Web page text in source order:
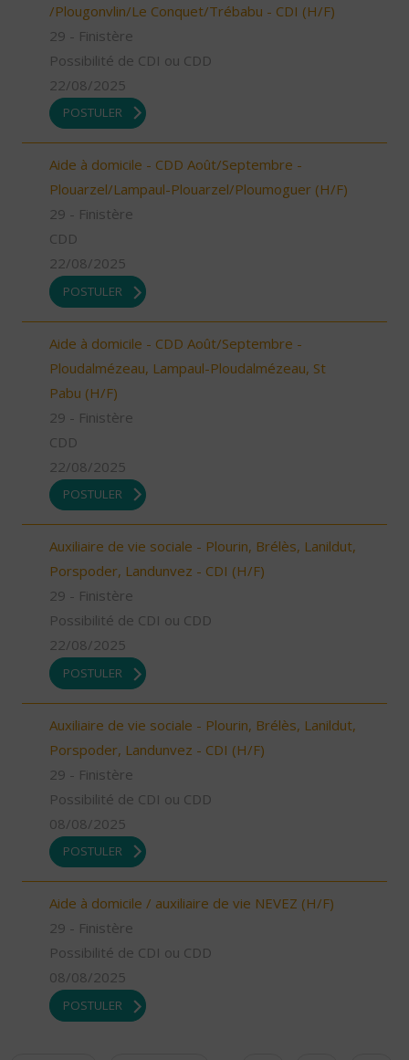
/Plougonvlin/Le Conquet/Trébabu - CDI (H/F)
29 - Finistère
Possibilité de CDI ou CDD
22/08/2025
POSTULER
Aide à domicile - CDD Août/Septembre -
Plouarzel/Lampaul-Plouarzel/Ploumoguer (H/F)
29 - Finistère
CDD
22/08/2025
POSTULER
Aide à domicile - CDD Août/Septembre -
Ploudalmézeau, Lampaul-Ploudalmézeau, St
Pabu (H/F)
29 - Finistère
CDD
22/08/2025
POSTULER
Auxiliaire de vie sociale - Plourin, Brélès, Lanildut,
Porspoder, Landunvez - CDI (H/F)
29 - Finistère
Possibilité de CDI ou CDD
22/08/2025
POSTULER
Auxiliaire de vie sociale - Plourin, Brélès, Lanildut,
Porspoder, Landunvez - CDI (H/F)
29 - Finistère
Possibilité de CDI ou CDD
08/08/2025
POSTULER
Aide à domicile / auxiliaire de vie NEVEZ (H/F)
29 - Finistère
Possibilité de CDI ou CDD
08/08/2025
POSTULER